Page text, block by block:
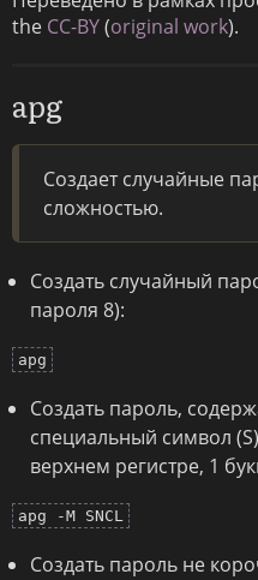
the CC-BY(original work).
apg
Создает случайные
сложностью.
Создать случайный
пароля 8):
apg
Создать пароль,
специальный символ
верхнем регистре, 1
apg -M SNCL
Создать пароль не